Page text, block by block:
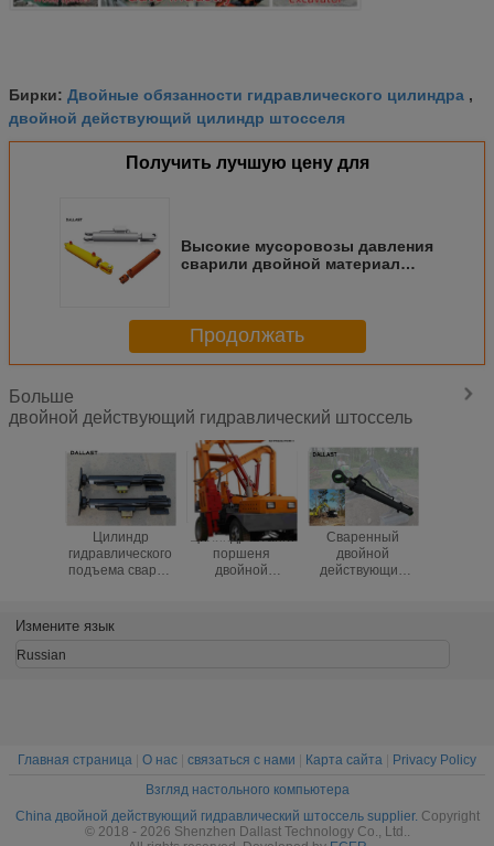
Бирки: Двойные обязанности гидравлического цилиндра ,
двойной действующий цилиндр штосселя
Получить лучшую цену для
Высокие мусоровозы давления
сварили двойной материал
Продолжать
Больше
двойной действующий гидравлический штоссель
Цилиндр
гидравлического
подъема сварил
хонингованную
Цилиндр штанги
поршеня
двойной
Сваренный
двойной
действующий
Измените язык
Russian
Главная страница О нас связаться с нами Карта сайта
Privacy Policy
Взгляд настольного компьютера
China двойной действующий гидравлический штоссель supplier. Copyright
© 2018 - 2026 Shenzhen Dallast Technology Co., Ltd..